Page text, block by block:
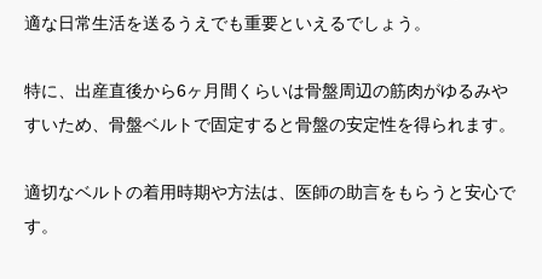
適な日常生活を送るうえでも重要といえるでしょう。
特に、出産直後から6ヶ月間くらいは骨盤周辺の筋肉がゆるみや
すいため、骨盤ベルトで固定すると骨盤の安定性を得られます。
適切なベルトの着用時期や方法は、医師の助言をもらうと安心で
す。